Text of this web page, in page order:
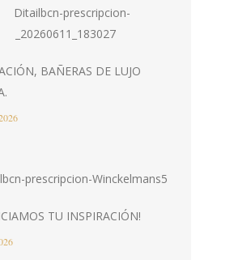
BAÑERAS DE LUJO
TU INSPIRACIÓN!